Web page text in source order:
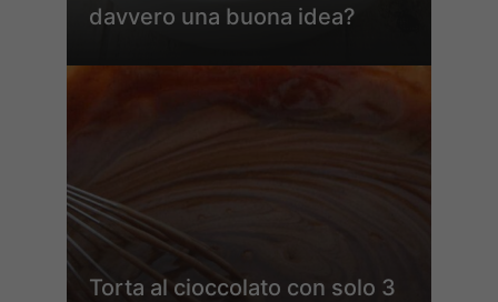
davvero una buona idea?
Torta al cioccolato con solo 3